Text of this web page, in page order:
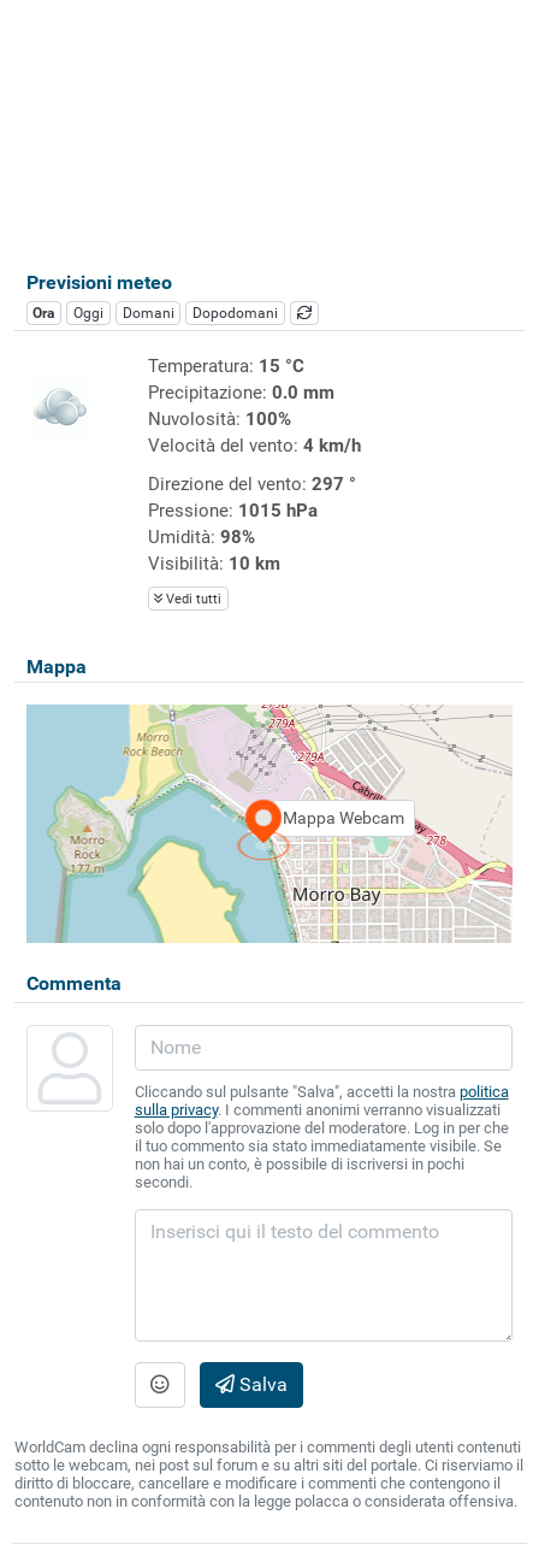
Previsioni meteo
Ora Oggi Domani Dopodomani
Temperatura: 15 °C
Precipitazione: 0.0 mm
Nuvolosità: 100%
Velocità del vento: 4 km/h
Direzione del vento: 297 °
Pressione: 1015 hPa
Umidità: 98%
Visibilità: 10 km
Vedi tutti
Mappa
Mappa Webcam
Commenta
Cliccando sul pulsante "Salva", accetti la nostra politica
sulla privacy. I commenti anonimi verranno visualizzati
solo dopo l'approvazione del moderatore. Log in per che
il tuo commento sia stato immediatamente visibile. Se
non hai un conto, è possibile di iscriversi in pochi
secondi.
Salva
WorldCam declina ogni responsabilità per i commenti degli utenti contenuti
sotto le webcam, nei post sul forum e su altri siti del portale. Ci riserviamo il
diritto di bloccare, cancellare e modificare i commenti che contengono il
contenuto non in conformità con la legge polacca o considerata offensiva.